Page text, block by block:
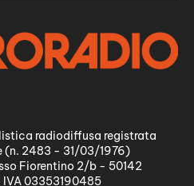
radiodiffusa registrata
(n. 2483 - 31/03/1976)
Fiorentino 2/b - 50142
IVA 03353190485